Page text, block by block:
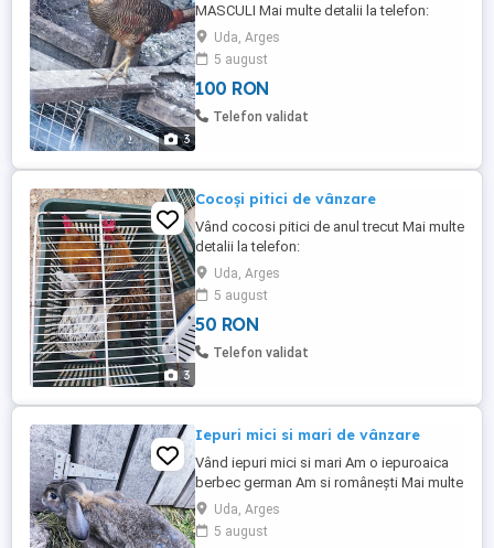
3
MASCULI Mai multe detalii la telefon:
Uda, Arges
5 august
100 RON
Telefon validat
3
Cocoși pitici de vânzare
Vând cocosi pitici de anul trecut Mai multe
detalii la telefon:
Uda, Arges
5 august
50 RON
Telefon validat
Iepuri mici si mari de vânzare
Vând iepuri mici si mari Am o iepuroaica
berbec german Am si românești Mai multe
detalii la telefon: Preturile sunt în funcție
de mărime
Uda, Arges
5 august